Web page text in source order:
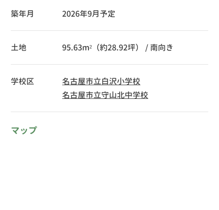
築年月 2026年9月予定
土地 95.63m²（約28.92坪） / 南向き
学校区
名古屋市立白沢小学校
名古屋市立守山北中学校
マップ